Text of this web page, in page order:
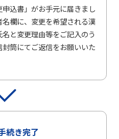
申込書」がお手元に届きまし
名欄に、変更を希望される漢
と変更理由等をご記入のう
封筒にてご返信をお願いいた
続き完了